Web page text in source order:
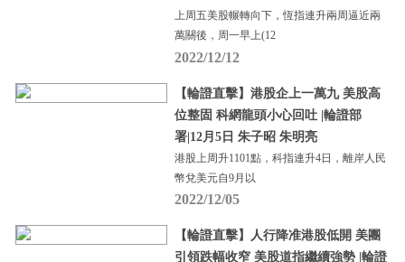
上周五美股輾轉向下，恆指連升兩周逼近兩
萬關後，周一早上(12
2022/12/12
【輪證直擊】港股企上一萬九 美股高
位整固 科網龍頭小心回吐 |輪證部
署|12月5日 朱子昭 朱明亮
港股上周升1101點，科指連升4日，離岸人民
幣兌美元自9月以
2022/12/05
【輪證直擊】人行降准港股低開 美團
引領跌幅收窄 美股道指繼續強勢 |輪證